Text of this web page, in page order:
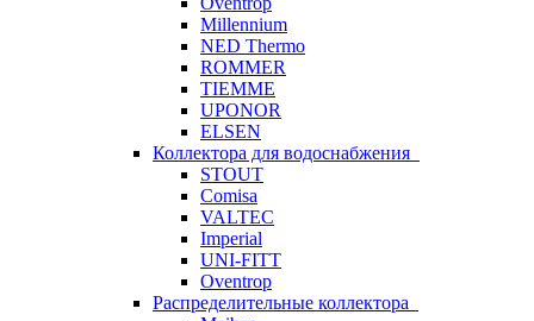
Millennium
NED Thermo
ROMMER
TIEMME
UPONOR
ELSEN
Коллектора для водоснабжения
STOUT
Comisa
VALTEC
Imperial
UNI-FITT
Oventrop
Распределительные коллектора